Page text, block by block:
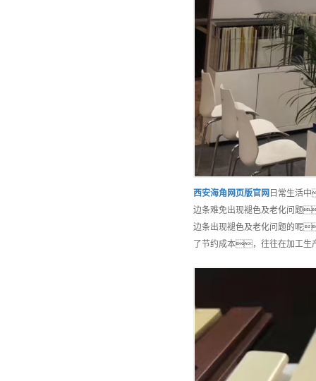
西安海角网页版官网 日常生活
边条难免出现褪色及老化问
边条出现褪色及老化问题的呢
了节约成本，往往在加工